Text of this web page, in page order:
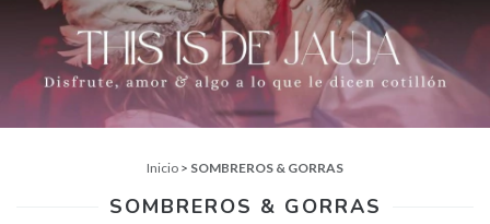
Inicio > SOMBREROS & GORRAS
SOMBREROS & GORRAS